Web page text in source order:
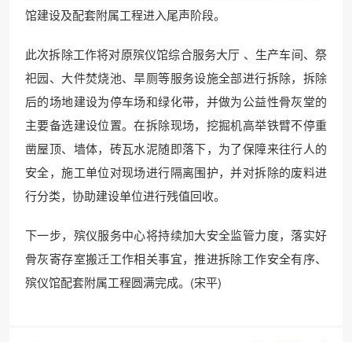
馆建设及配套附属工程进入尾声阶段。
此次拆除工作将对原殡仪馆综合服务大厅 、生产车间、祭
祀园、大件焚烧池、旱厕等服务设施全部进行拆除，拆除
后的场地建设为停车场和绿化带，并做为公益性骨灰堂的
主要备选建设位置。在拆除现场，挖掘机高举铁臂不停重
凿屋顶、墙体，砖瓦水泥随即落下，为了保障来往行人的
安全，施工单位对现场进行隔离围护，并对拆除的废料进
行分类，协助建设单位进行残值回收。
下一步，殡仪服务中心将持续加大安全监管力度，落实好
骨灰寄存室搬迁工作相关事宜，推进拆除工作安全有序、
殡仪馆配套附属工程圆满完成。(宋平)